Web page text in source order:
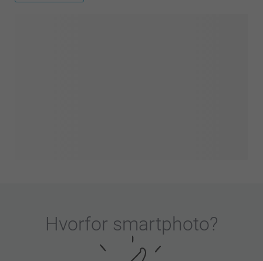
Hvorfor smartphoto?